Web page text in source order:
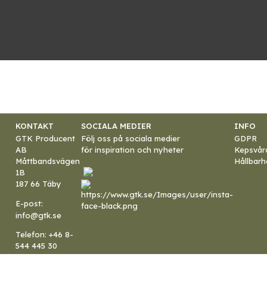
KONTAKT SOCIALA MEDIER
INFO
GTK Producent
AB
Måttbandsvägen
1B
187 66 Täby
E-post:
info@gtk.se
Telefon: +46 8-
544 445 30
Följ oss på sociala medier
för inspiration och nyheter
GDPR